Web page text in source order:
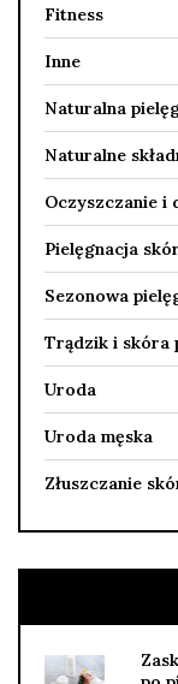
Fitness
Inne
Naturalna
Naturalne
Oczyszczanie i
Pielęgnacja
Sezonowa
Trądzik i skóra
Uroda
Uroda męska
Złuszczanie